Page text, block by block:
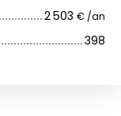
2 503 € /an
398